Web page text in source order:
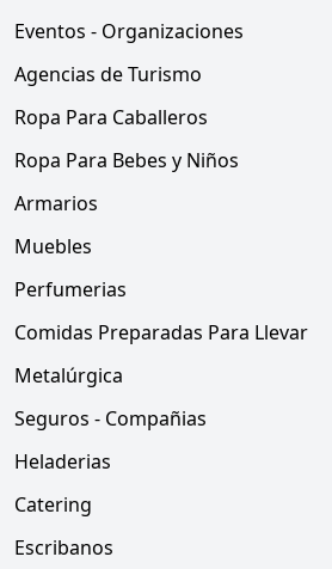
Eventos - Organizaciones
Agencias de Turismo
Ropa Para Caballeros
Ropa Para Bebes y Niños
Armarios
Muebles
Perfumerias
Comidas Preparadas Para Llevar
Metalúrgica
Seguros - Compañias
Heladerias
Catering
Escribanos